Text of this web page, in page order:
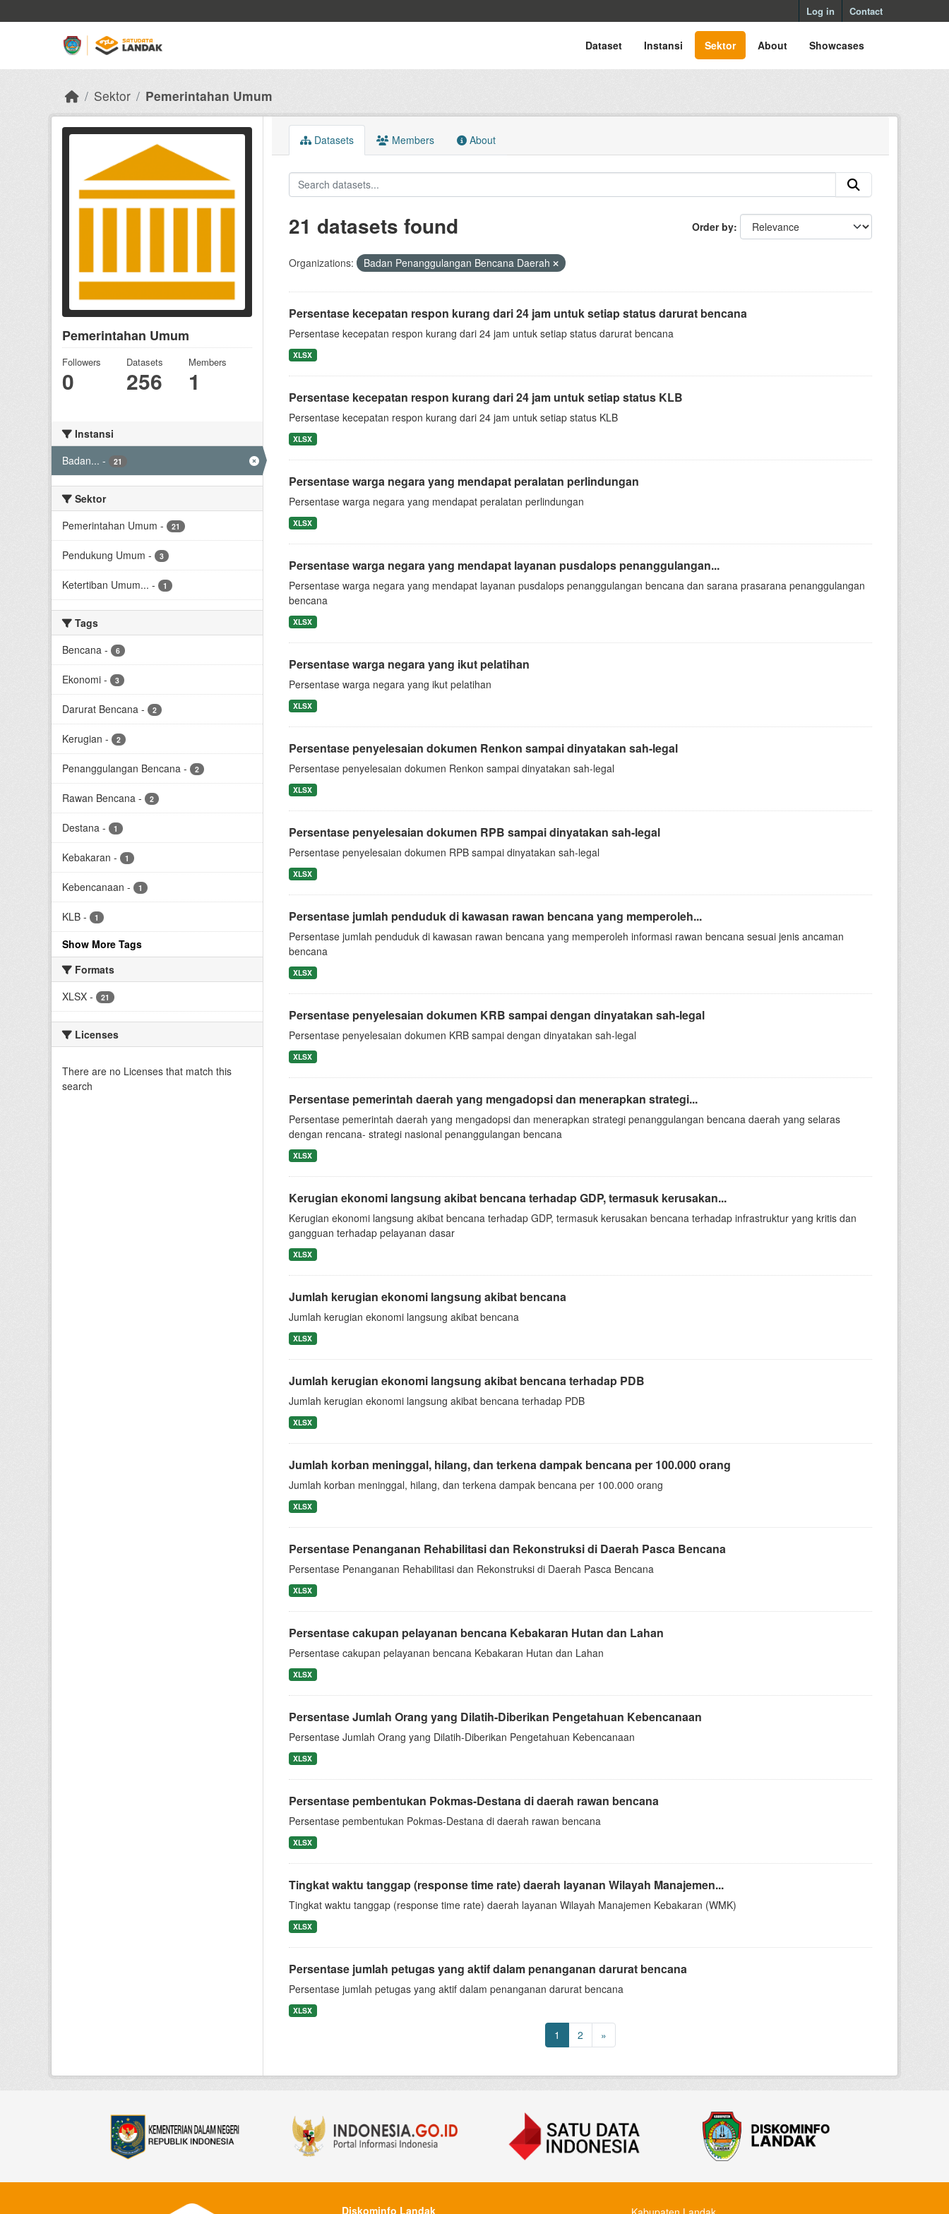
Log in Contact
Dataset Instansi Sektor About Showcases
Sektor Pemerintahan Umum
Pemerintahan Umum
Followers
0
Datasets
256
Members
1
Instansi
Badan... - 21
Sektor
Pemerintahan Umum - 21
Pendukung Umum - 3
Ketertiban Umum... - 1
Tags
Bencana - 6
Ekonomi - 3
Darurat Bencana - 2
Kerugian - 2
Penanggulangan Bencana - 2
Rawan Bencana - 2
Destana - 1
Kebakaran - 1
Kebencanaan - 1
KLB - 1
Show More Tags
Formats
XLSX - 21
Licenses
There are no Licenses that match this
search
Datasets Members About
Order by
21 datasets found
Organizations: Badan Penanggulangan Bencana Daerah
Persentase kecepatan respon kurang dari 24 jam untuk setiap status darurat bencana
Persentase kecepatan respon kurang dari 24 jam untuk setiap status darurat bencana
XLSX
Persentase kecepatan respon kurang dari 24 jam untuk setiap status KLB
Persentase kecepatan respon kurang dari 24 jam untuk setiap status KLB
XLSX
Persentase warga negara yang mendapat peralatan perlindungan
Persentase warga negara yang mendapat peralatan perlindungan
XLSX
Persentase warga negara yang mendapat layanan pusdalops penanggulangan...
Persentase warga negara yang mendapat layanan pusdalops penanggulangan bencana dan sarana prasarana penanggulangan
bencana
XLSX
Persentase warga negara yang ikut pelatihan
Persentase warga negara yang ikut pelatihan
XLSX
Persentase penyelesaian dokumen Renkon sampai dinyatakan sah-legal
Persentase penyelesaian dokumen Renkon sampai dinyatakan sah-legal
XLSX
Persentase penyelesaian dokumen RPB sampai dinyatakan sah-legal
Persentase penyelesaian dokumen RPB sampai dinyatakan sah-legal
XLSX
Persentase jumlah penduduk di kawasan rawan bencana yang memperoleh...
Persentase jumlah penduduk di kawasan rawan bencana yang memperoleh informasi rawan bencana sesuai jenis ancaman
bencana
XLSX
Persentase penyelesaian dokumen KRB sampai dengan dinyatakan sah-legal
Persentase penyelesaian dokumen KRB sampai dengan dinyatakan sah-legal
XLSX
Persentase pemerintah daerah yang mengadopsi dan menerapkan strategi...
Persentase pemerintah daerah yang mengadopsi dan menerapkan strategi penanggulangan bencana daerah yang selaras
dengan rencana- strategi nasional penanggulangan bencana
XLSX
Kerugian ekonomi langsung akibat bencana terhadap GDP, termasuk kerusakan...
Kerugian ekonomi langsung akibat bencana terhadap GDP, termasuk kerusakan bencana terhadap infrastruktur yang kritis dan
gangguan terhadap pelayanan dasar
XLSX
Jumlah kerugian ekonomi langsung akibat bencana
Jumlah kerugian ekonomi langsung akibat bencana
XLSX
Jumlah kerugian ekonomi langsung akibat bencana terhadap PDB
Jumlah kerugian ekonomi langsung akibat bencana terhadap PDB
XLSX
Jumlah korban meninggal, hilang, dan terkena dampak bencana per 100.000 orang
Jumlah korban meninggal, hilang, dan terkena dampak bencana per 100.000 orang
XLSX
Persentase Penanganan Rehabilitasi dan Rekonstruksi di Daerah Pasca Bencana
Persentase Penanganan Rehabilitasi dan Rekonstruksi di Daerah Pasca Bencana
XLSX
Persentase cakupan pelayanan bencana Kebakaran Hutan dan Lahan
Persentase cakupan pelayanan bencana Kebakaran Hutan dan Lahan
XLSX
Persentase Jumlah Orang yang Dilatih-Diberikan Pengetahuan Kebencanaan
Persentase Jumlah Orang yang Dilatih-Diberikan Pengetahuan Kebencanaan
XLSX
Persentase pembentukan Pokmas-Destana di daerah rawan bencana
Persentase pembentukan Pokmas-Destana di daerah rawan bencana
XLSX
Tingkat waktu tanggap (response time rate) daerah layanan Wilayah Manajemen...
Tingkat waktu tanggap (response time rate) daerah layanan Wilayah Manajemen Kebakaran (WMK)
XLSX
Persentase jumlah petugas yang aktif dalam penanganan darurat bencana
Persentase jumlah petugas yang aktif dalam penanganan darurat bencana
XLSX
1 2 »
Diskominfo Landak